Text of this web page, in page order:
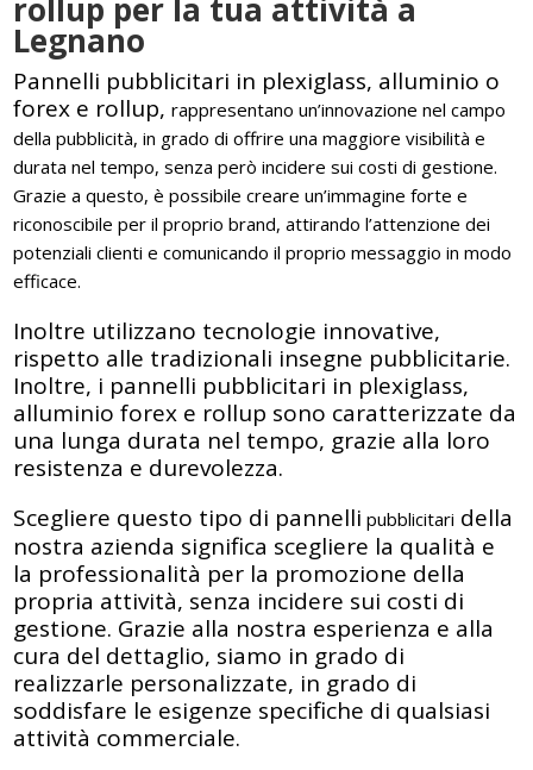
rollup per la tua attività a
Legnano
Pannelli pubblicitari in plexiglass, alluminio o
forex e rollup,rappresentano un’innovazione nel campo
della pubblicità, in grado di offrire una maggiore visibilità e
durata nel tempo, senza però incidere sui costi di gestione.
Grazie a questo, è possibile creare un’immagine forte e
riconoscibile per il proprio brand, attirando l’attenzione dei
potenziali clienti e comunicando il proprio messaggio in modo
efficace.
Inoltre utilizzano tecnologie innovative,
rispetto alle tradizionali insegne pubblicitarie.
Inoltre, i pannelli pubblicitari in plexiglass,
alluminio forex e rollup sono caratterizzate da
una lunga durata nel tempo, grazie alla loro
resistenza e durevolezza.
Scegliere questo tipo di pannelli pubblicitari della
nostra azienda significa scegliere la qualità e
la professionalità per la promozione della
propria attività, senza incidere sui costi di
gestione. Grazie alla nostra esperienza e alla
cura del dettaglio, siamo in grado di
realizzarle personalizzate, in grado di
soddisfare le esigenze specifiche di qualsiasi
attività commerciale.